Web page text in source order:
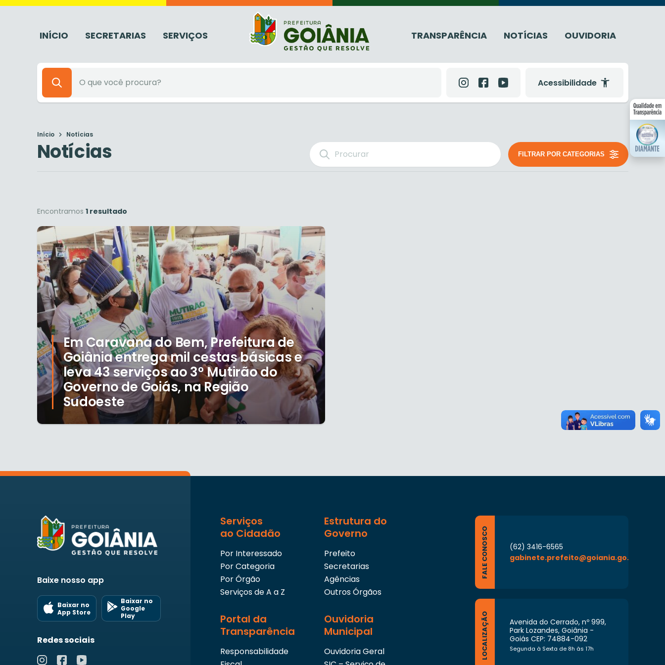
INÍCIO SECRETARIAS SERVIÇOS TRANSPARÊNCIA NOTÍCIAS OUVIDORIA
Acessibilidade
Início Notícias
Notícias FILTRAR POR CATEGORIAS
Encontramos 1 resultado
Em Caravana do Bem, Prefeitura de
Goiânia entrega mil cestas básicas e
leva 43 serviços ao 3º Mutirão do
Governo de Goiás, na Região
Sudoeste
Baixe nosso app
Baixar no
App Store
Baixar no
Google
Play
Redes sociais
Serviços
ao Cidadão
Por Interessado
Por Categoria
Por Órgão
Serviços de A a Z
Estrutura do
Governo
Prefeito
Secretarias
Agências
Outros Órgãos
Portal da
Transparência
Responsabilidade
Ouvidoria
Municipal
Ouvidoria Geral
FALE CONOSCO
(62) 3416-6565
gabinete.prefeito@goiania.go.gov.br
LOCALIZAÇÃO
Avenida do Cerrado, nº 999,
Park Lozandes, Goiânia -
Goiás CEP: 74884-092
Segunda à Sexta de 8h às 17h